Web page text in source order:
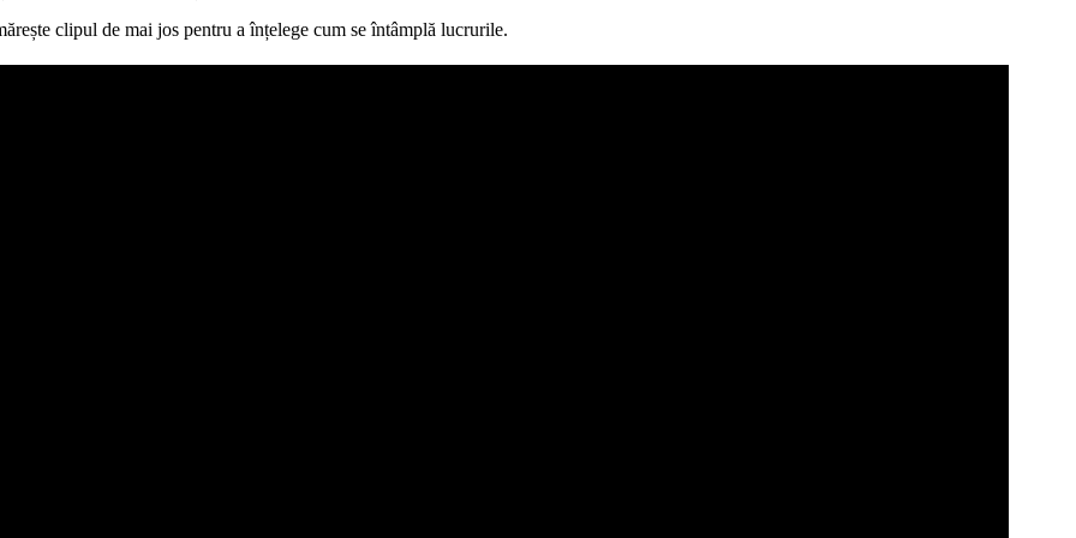
clipul de mai jos pentru a înțelege cum se întâmplă lucrurile.